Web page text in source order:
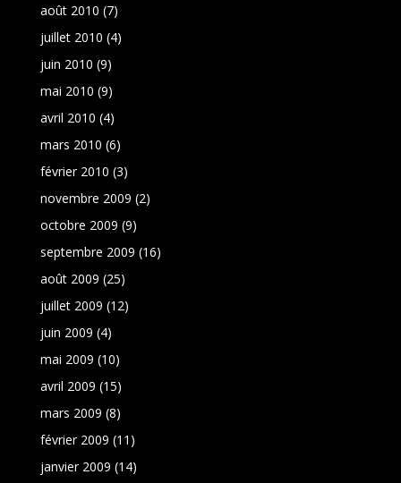
août 2010 (7)
juillet 2010 (4)
juin 2010 (9)
mai 2010 (9)
avril 2010 (4)
mars 2010 (6)
février 2010 (3)
novembre 2009 (2)
octobre 2009 (9)
septembre 2009 (16)
août 2009 (25)
juillet 2009 (12)
juin 2009 (4)
mai 2009 (10)
avril 2009 (15)
mars 2009 (8)
février 2009 (11)
janvier 2009 (14)